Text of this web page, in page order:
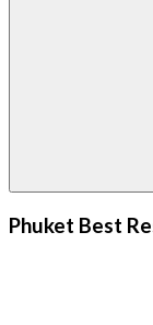
Phuket Best